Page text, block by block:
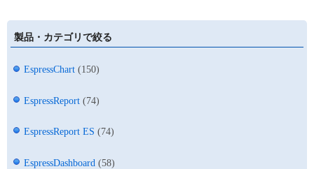
製品・カテゴリで絞る
EspressChart (150)
EspressReport (74)
EspressReport ES (74)
EspressDashboard (58)